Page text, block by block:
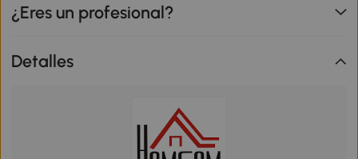
¿Eres un profesional?
Detalles